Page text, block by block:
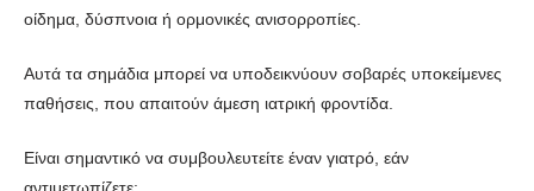
οίδημα, δύσπνοια ή ορμονικές ανισορροπίες.
Αυτά τα σημάδια μπορεί να υποδεικνύουν σοβαρές υποκείμενες
παθήσεις, που απαιτούν άμεση ιατρική φροντίδα.
Είναι σημαντικό να συμβουλευτείτε έναν γιατρό, εάν
αντιμετωπίζετε: